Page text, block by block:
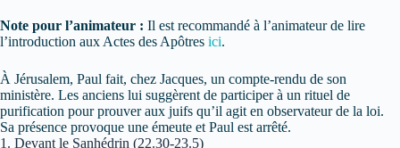
Note pour l’animateur : Il est recommandé à l’animateur de lire
l’introduction aux Actes des Apôtres ici.
À Jérusalem, Paul fait, chez Jacques, un compte-rendu de son
ministère. Les anciens lui suggèrent de participer à un rituel de
purification pour prouver aux juifs qu’il agit en observateur de la loi.
Sa présence provoque une émeute et Paul est arrêté.
1. Devant le Sanhédrin (22.30-23.5)